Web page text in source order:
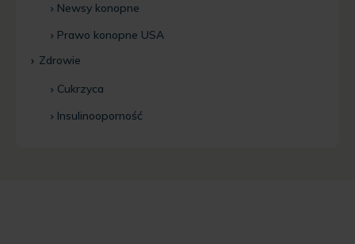
Newsy konopne
Prawo konopne USA
Zdrowie
Cukrzyca
Insulinooporność